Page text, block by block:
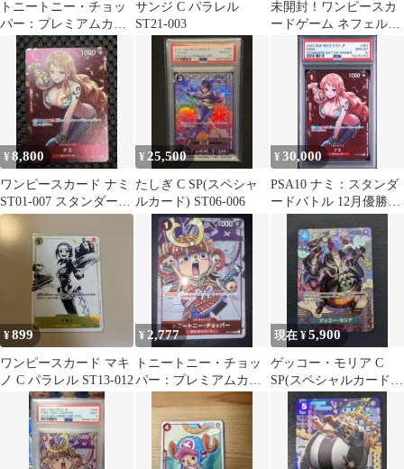
トニートニー・チョッ
パー：プレミアムカー
ドコレクション 25周年
エディション …
サンジ C パラレル
ST21-003
未開封！ワンピースカ
ードゲーム ネフェルタ
リ・ビビ ジャンプ
GIGA 付録
¥8,800
ワンピースカード ナミ
ST01-007 スタンダード
バトル 優勝記念品
¥25,500
たしぎ C SP(スペシャ
ルカード) ST06-006
¥30,000
PSA10 ナミ：スタンダ
ードバトル 12月優勝記
念品 ST01-007
¥899
ワンピースカード マキ
ノ C パラレル ST13-012
¥ 2,777
トニートニー・チョッ
パー：プレミアムカー
ドコレクション 25周年
現在 ¥5,900
ゲッコー・モリア C
SP(スペシャルカード)
ST03-004